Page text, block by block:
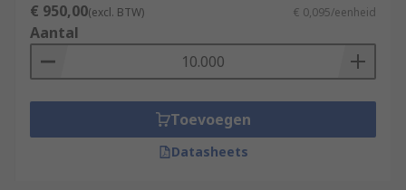
€ 950,00(excl. BTW) € 0,095/eenheid
Aantal
Toevoegen
Datasheets